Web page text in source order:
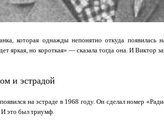
которая однажды непонятно откуда появилась
яркая, но короткая» — сказала тогда она. И Виктор
и эстрадой
на эстраде в 1968 году. Он сделал номер
И это был триумф.